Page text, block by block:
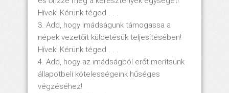
Hívek: Kérünk téged . . .
3. Add, hogy imádságunk támogassa a
népek vezetőit küldetésük teljesítésében!
Hívek: Kérünk téged . . .
4. Add, hogy az imádságból erőt merítsünk
állapotbeli kötelességeink hűséges
végzéséhez!